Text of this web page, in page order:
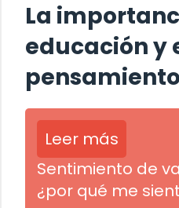
La
educación y
Leer más
Sentimiento de
¿por qué me